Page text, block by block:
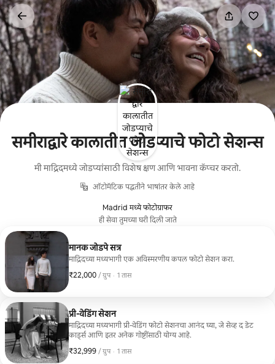
कंटेंटवर
जा
समीराद्वारे कालातीत जोडप्याचे फोटो सेशन्स
मी माद्रिदमध्ये जोडप्यांसाठी विशेष क्षण आणि भावना कॅप्चर करतो.
ऑटोमॅटिक पद्धतीने भाषांतर केले आहे
Madrid मध्ये फोटोग्राफर
ही सेवा तुमच्या घरी दिली जाते
मानक जोडपे सत्र
माद्रिदच्या मध्यभागी एक अविस्मरणीय कपल फोटो सेशन करा.
₹22,000 / ग्रुप
₹22,000, प्रति ग्रुप
, · 1 तास
प्री-वेडिंग सेशन
माद्रिदच्या मध्यभागी प्री-वेडिंग फोटो सेशनचा आनंद घ्या, जे सेव्ह द डेट
कार्ड्स आणि इतर अनेक गोष्टींसाठी योग्य आहे.
₹32,999 / ग्रुप
₹32,999, प्रति ग्रुप
, · 1 तास